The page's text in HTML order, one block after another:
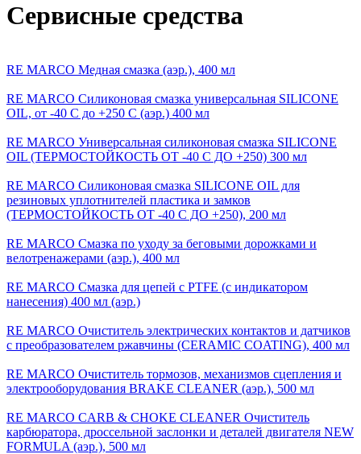
Сервисные средства
RE MARCO Медная смазка (аэр.), 400 мл
RE MARCO Силиконовая смазка универсальная SILICONE
OIL, от -40 С до +250 С (аэр.) 400 мл
RE MARCO Универсальная силиконовая смазка SILICONE
OIL (ТЕРМОСТОЙКОСТЬ ОТ -40 С ДО +250) 300 мл
RE MARCO Силиконовая смазка SILICONE OIL для
резиновых уплотнителей пластика и замков
(ТЕРМОСТОЙКОСТЬ ОТ -40 С ДО +250), 200 мл
RE MARCO Смазка по уходу за беговыми дорожками и
велотренажерами (аэр.), 400 мл
RE MARCO Смазка для цепей с PTFE (с индикатором
нанесения) 400 мл (аэр.)
RE MARCO Очиститель электрических контактов и датчиков
с преобразователем ржавчины (CERAMIC COATING), 400 мл
RE MARCO Очиститель тормозов, механизмов сцепления и
электрооборудования BRAKE CLEANER (аэр.), 500 мл
RE MARCO CARB & CHOKE CLEANER Очиститель
карбюратора, дроссельной заслонки и деталей двигателя NEW
FORMULA (аэр.), 500 мл